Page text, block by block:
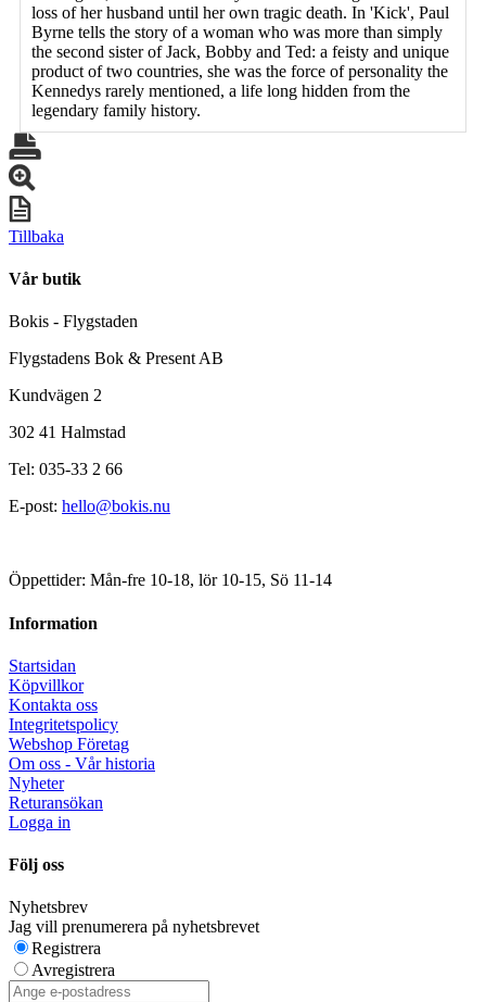
loss of her husband until her own tragic death. In 'Kick', Paul
Byrne tells the story of a woman who was more than simply
the second sister of Jack, Bobby and Ted: a feisty and unique
product of two countries, she was the force of personality the
Kennedys rarely mentioned, a life long hidden from the
legendary family history.
Tillbaka
Vår butik
Bokis - Flygstaden
Flygstadens Bok & Present AB
Kundvägen 2
302 41 Halmstad
Tel: 035-33 2 66
E-post: hello@bokis.nu
Öppettider: Mån-fre 10-18, lör 10-15, Sö 11-14
Information
Startsidan
Köpvillkor
Kontakta oss
Integritetspolicy
Webshop Företag
Om oss - Vår historia
Nyheter
Returansökan
Logga in
Följ oss
Nyhetsbrev
Jag vill prenumerera på nyhetsbrevet
Registrera
Avregistrera